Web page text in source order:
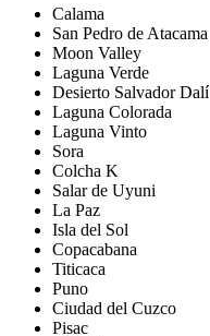
Calama
San Pedro de Atacama
Moon Valley
Laguna Verde
Desierto Salvador Dalí
Laguna Colorada
Laguna Vinto
Sora
Colcha K
Salar de Uyuni
La Paz
Isla del Sol
Copacabana
Titicaca
Puno
Ciudad del Cuzco
Pisac